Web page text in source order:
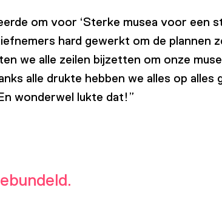
om voor ‘Sterke musea voor een
hard gewerkt om de plannen
we alle zeilen bijzetten om onze
alle drukte hebben we alles op alles
wonderwel lukte dat!”